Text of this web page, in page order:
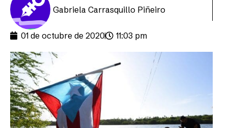
Gabriela Carrasquillo Piñeiro
01 de octubre de 2020 11:03 pm